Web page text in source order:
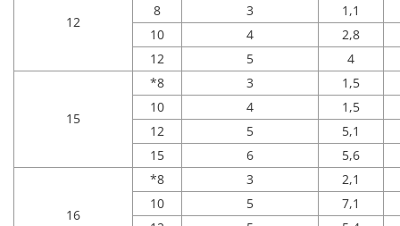
12
8
3
1,1
10
4
2,8
12
5 4
15
*8 3
1,5
10
4
1,5
12
5
5,1
15
6 5,6
16
*8 3
2,1
10
5
7,1